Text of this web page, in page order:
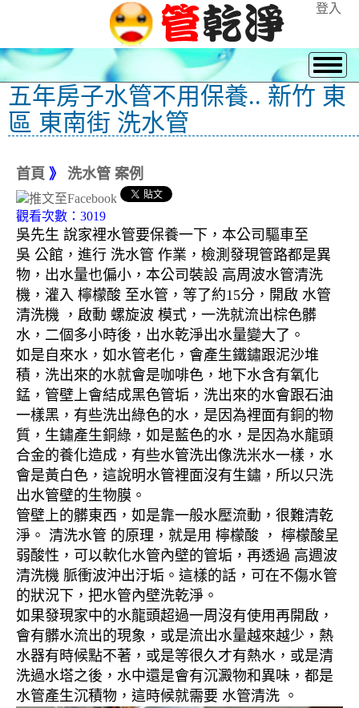
登入
五年房子水管不用保養.. 新竹 東
區 東南街 洗水管
首頁 》 洗水管 案例
觀看次數：3019
吳先生 說家裡水管要保養一下，本公司驅車至
吳 公館，進行 洗水管 作業，檢測發現管路都是異
物，出水量也偏小，本公司裝設 高周波水管清洗
機，灌入 檸檬酸 至水管，等了約15分，開啟 水管
清洗機 ，啟動 螺旋波 模式，一洗就流出棕色髒
水，二個多小時後，出水乾淨出水量變大了。
如是自來水，如水管老化，會產生鐵鏽跟泥沙堆
積，洗出來的水就會是咖啡色，地下水含有氧化
錳，管壁上會結成黑色管垢，洗出來的水會跟石油
一樣黑，有些洗出綠色的水，是因為裡面有銅的物
質，生鏽產生銅綠，如是藍色的水，是因為水龍頭
合金的養化造成，有些水管洗出像洗米水一樣，水
會是黃白色，這說明水管裡面沒有生鏽，所以只洗
出水管壁的生物膜。
管壁上的髒東西，如是靠一般水壓流動，很難清乾
淨。 清洗水管 的原理，就是用 檸檬酸 ， 檸檬酸呈
弱酸性，可以軟化水管內壁的管垢，再透過 高週波
清洗機 脈衝波沖出汙垢。這樣的話，可在不傷水管
的狀況下，把水管內壁洗乾淨。
如果發現家中的水龍頭超過一周沒有使用再開啟，
會有髒水流出的現象，或是流出水量越來越少，熱
水器有時候點不著，或是等很久才有熱水，或是清
洗過水塔之後，水中還是會有沉澱物和異味，都是
水管產生沉積物，這時候就需要 水管清洗 。